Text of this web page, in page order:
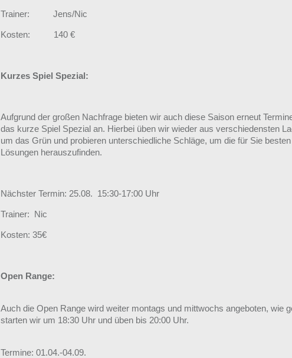
Trainer: Jens/Nic
Kosten: 140 €
Kurzes Spiel Spezial:
Aufgrund der großen Nachfrage bieten wir auch diese Saison erneut
das kurze Spiel Spezial an. Hierbei üben wir wieder aus verschiedensten
um das Grün und probieren unterschiedliche Schläge, um die für Sie besten
Lösungen herauszufinden.
Nächster Termin: 25.08. 15:30-17:00 Uhr
Trainer: Nic
Kosten: 35€
Open Range:
Auch die Open Range wird weiter montags und mittwochs angeboten, wie
starten wir um 18:30 Uhr und üben bis 20:00 Uhr.
Termine: 01.04.-04.09.